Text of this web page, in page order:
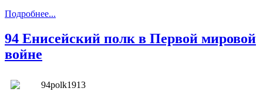
Подробнее...
94 Енисейский полк в Первой мировой
войне